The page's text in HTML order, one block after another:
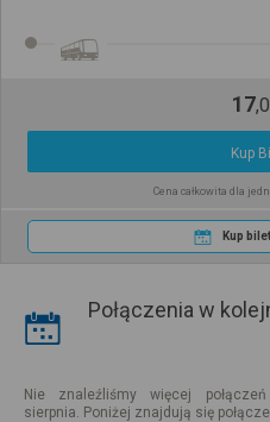
17,
Kup
Cena całkowita dla
Kup
Połączenia w
Nie znaleźliśmy więcej
sierpnia. Poniżej znajdują się